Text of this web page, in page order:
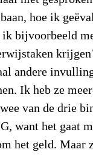
hoe ik
ik bijvoorbeeld
andere
Ik heb ze
van de drie
want het gaat
het geld. Maar